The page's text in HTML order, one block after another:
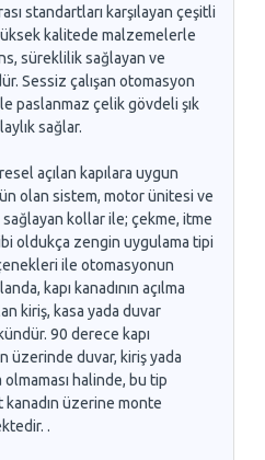
standartları karşılayan çeşitli
kalitede malzemelerle
süreklilik sağlayan ve
Sessiz çalışan otomasyon
paslanmaz çelik gövdeli şık
sağlar.
açılan kapılara uygun
olan sistem, motor ünitesi ve
sağlayan kollar ile; çekme, itme
oldukça zengin uygulama tipi
ile otomasyonun
kapı kanadının açılma
kiriş, kasa yada duvar
90 derece kapı
üzerinde duvar, kiriş yada
halinde, bu tip
üzerine monte
.